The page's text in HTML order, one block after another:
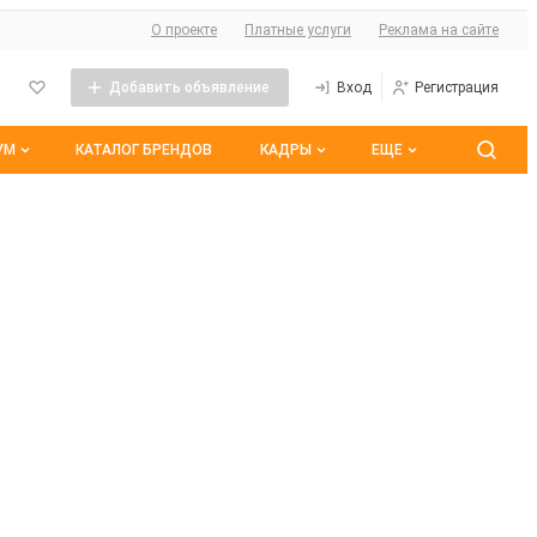
О сайте
О проекте Платные услуги Реклама на сайте
Добавить объявление Вход Регистрация
КАТАЛОГ БРЕНДОВ КАДРЫ ЕЩЕ